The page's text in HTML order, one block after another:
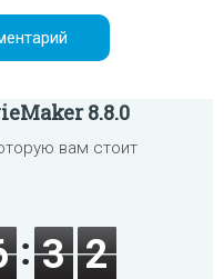
8.8.0
вам стоит
3 2